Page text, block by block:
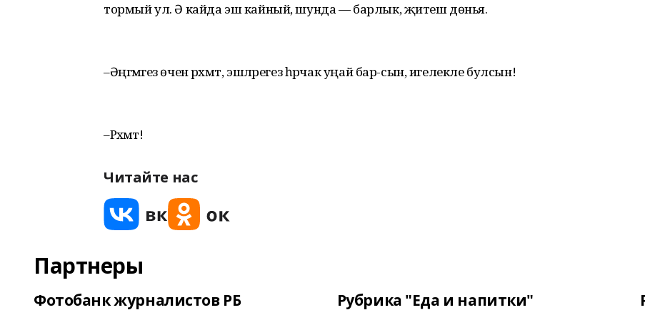
тормый ул. Ә кайда эш кайный, шунда — барлык, җитеш дөнья.
–Әңгәмәгез өчен рәхмәт, эшләрегез һәрчак уңай бар-сын, игелекле булсын!
–Рәхмәт!
Читайте нас
Партнеры
Фотобанк журналистов РБ Рубрика "Еда и напитки"